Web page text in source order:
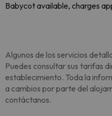
Babycot available, charges
Algunos de los servicios
Puedes consultar sus tarifas
establecimiento. Toda la
a cambios por parte del
contáctanos.